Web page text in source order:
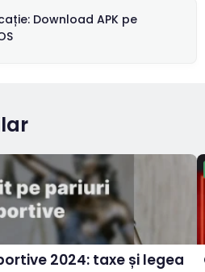
Download APK pe
2024: taxe și legea